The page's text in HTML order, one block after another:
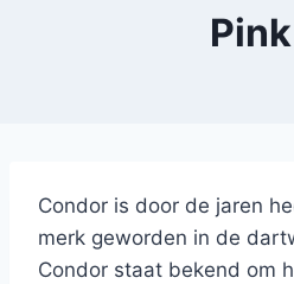
Condor is door de jaren
merk geworden in de
Condor staat bekend om